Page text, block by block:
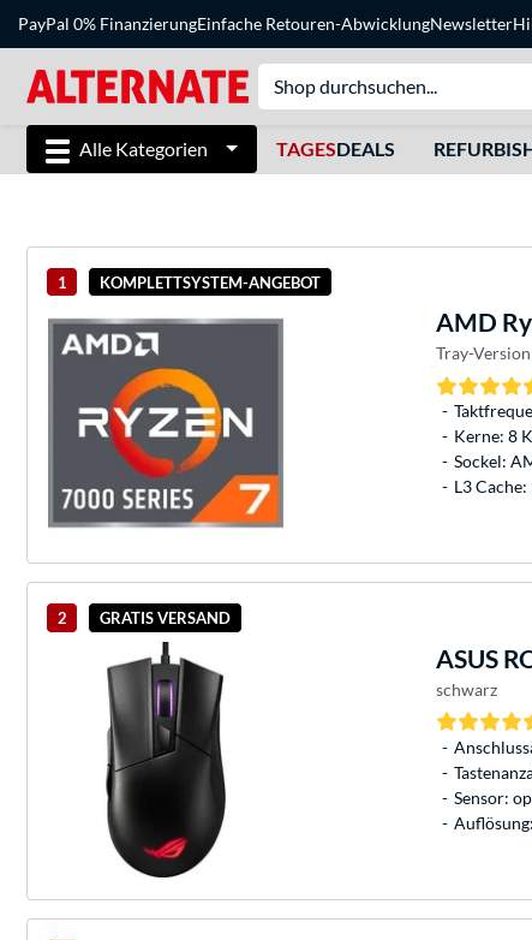
PayPal 0% FinanzierungEinfache Retouren-AbwicklungNewsletter
Alle Kategorien TAGESDEALS
1 KOMPLETTSYSTEM-ANGEBOT
AMD
Tray-Version
Kerne: 8
Sockel:
L3
2 GRATIS VERSAND
ASUS
schwarz
Sensor: